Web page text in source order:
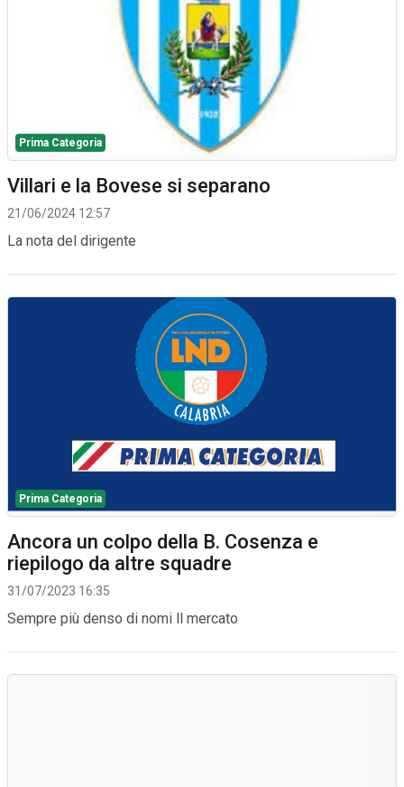
Prima Categoria
Villari e la Bovese si separano
21/06/2024 12:57
La nota del dirigente
Prima Categoria
Ancora un colpo della B. Cosenza e
riepilogo da altre squadre
31/07/2023 16:35
Sempre più denso di nomi ll mercato